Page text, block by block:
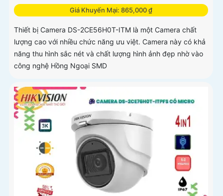
Giá Khuyến Mại: 865,000 ₫
Thiết bị Camera DS-2CE56H0T-ITM là một Camera chất
lượng cao với nhiều chức năng ưu việt. Camera này có khả
năng thu hình sắc nét và chất lượng hình ảnh đẹp nhờ vào
công nghệ Hồng Ngoại SMD